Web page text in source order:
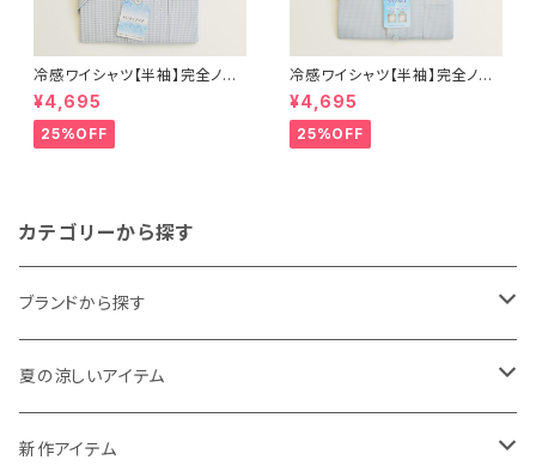
冷感ワイシャツ【半袖】完全ノー
アイロン i-Shirt｜-2℃冷却 形
態安定 レギュラーシルエット ボ
タンダウン チェック柄 メンズ ビ
ジネス exha12-dbd-12 L.グ
¥4,695
25%OFF
冷感ワイシャツ【半袖】完全ノー
アイロン i-Shirt｜-2℃冷却 形
態安定 レギュラーシルエット ボ
タンダウン ドビー メンズ ビジネ
ス dhy195t-dbd-72 L.グリー
¥4,695
25%OFF
カテゴリーから探す
ブランドから探す
THE NORTH FACE
NANGA
夏の涼しいアイテム
メンズ
新作アイテム